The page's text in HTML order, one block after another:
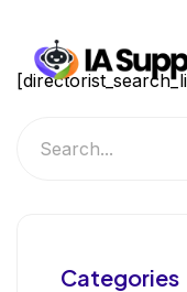
Categories